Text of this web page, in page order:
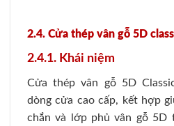
2.4. Cửa thép vân gỗ 5D
2.4.1. Khái niệm
Cửa thép vân gỗ 5D
dòng cửa cao cấp, kết hợp
chắn và lớp phủ vân gỗ 5D